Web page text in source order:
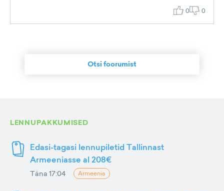
0 0
Otsi foorumist
LENNUPAKKUMISED
Edasi-tagasi lennupiletid Tallinnast
Armeeniasse al 208€
Täna 17:04 Armeenia